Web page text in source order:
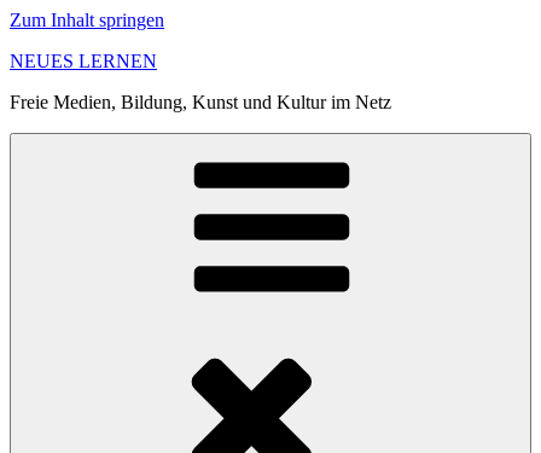
Zum Inhalt springen
NEUES LERNEN
Freie Medien, Bildung, Kunst und Kultur im Netz